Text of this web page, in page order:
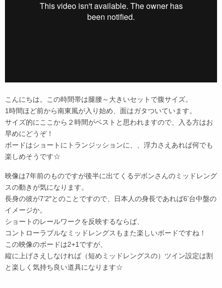
こんにちは。この時間帯は腿腰～大きいセットで腹サイズ。
1時間ほど前から南東風が入り始め、面はガタついています。
サイズ的にここから２時間がベストと思われますので、入る方はお
早めにどうぞ！
ボードはショートにトランジッションに、、浮力さえあれば何でも
楽しめそうです☆
映像は7年前のものですが後半に出てくるデボンさんのミッドレング
スの動きが気になります。
長身の彼が7’2″とのことですので、日本人の身長であれば6’台中盤の
イメージか。
ショートのレールワークを反映するならば、
コントローラブルなミッドレングスもまた楽しいボードですね！
この映像のボードは2+1ですが、
縦に上げさえしなければ（短めミッドレングスの）ツイン設定は割
と楽しく気持ち良い道具になります☆